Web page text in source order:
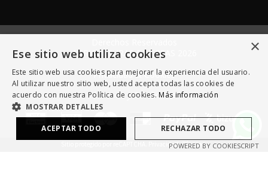
AGRICULTURAS DIVERSAS 2026
Privacidad & Cookies
Términos y Condiciones
Privacidad-Términos
×
Ese sitio web utiliza cookies
Este sitio web usa cookies para mejorar la experiencia del usuario.
Al utilizar nuestro sitio web, usted acepta todas las cookies de
acuerdo con nuestra Política de cookies. Más información
MOSTRAR DETALLES
ACEPTAR TODO RECHAZAR TODO
POWERED BY COOKIESCRIPT